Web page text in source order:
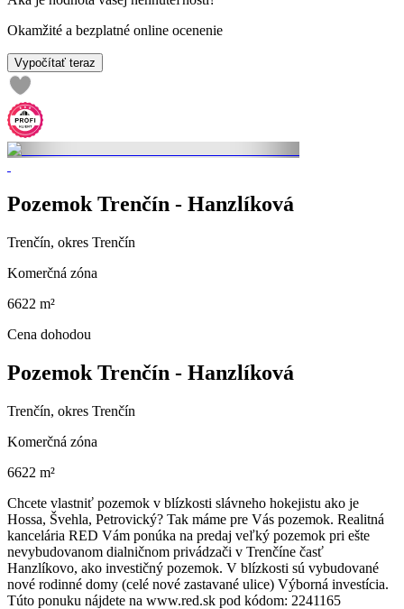
Okamžité a bezplatné online ocenenie
Vypočítať teraz
Pozemok Trenčín - Hanzlíková
Trenčín, okres Trenčín
Komerčná zóna
6622 m²
Cena dohodou
Pozemok Trenčín - Hanzlíková
Trenčín, okres Trenčín
Komerčná zóna
6622 m²
Chcete vlastniť pozemok v blízkosti slávneho hokejistu ako je
Hossa, Švehla, Petrovický? Tak máme pre Vás pozemok. Realitná
kancelária RED Vám ponúka na predaj veľký pozemok pri ešte
nevybudovanom dialničnom privádzači v Trenčíne časť
Hanzlíkovo, ako investičný pozemok. V blízkosti sú vybudované
nové rodinné domy (celé nové zastavané ulice) Výborná investícia.
Túto ponuku nájdete na www.red.sk pod kódom: 2241165